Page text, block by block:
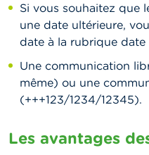
Si vous souhaitez que
une date ultérieure,
date à la rubrique date
Une communication
même) ou une
(+++123/1234/12345).
Les avantages